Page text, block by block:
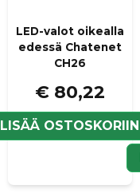
LED-valot oikealla
edessä Chatenet
CH26
€ 80,22
LISÄÄ OSTOSKORIIN